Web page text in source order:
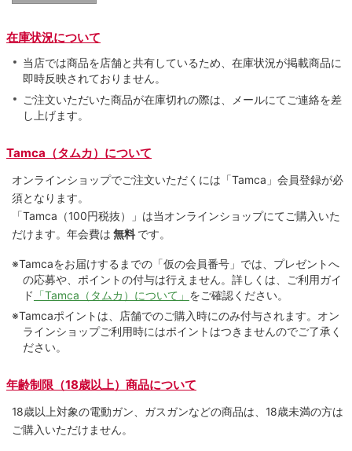
在庫状況について
当店では商品を店舗と共有しているため、在庫状況が掲載商品に
即時反映されておりません。
ご注文いただいた商品が在庫切れの際は、メールにてご連絡を差
し上げます。
Tamca（タムカ）について
オンラインショップでご注⽂いただくには「Tamca」会員登録が必
須となります。
「Tamca （100円税抜）
」は当オンラインショップにてご購⼊いた
だけます。 年会費は 無料 です。
※Tamcaをお届けするまでの「仮の会員番号」では、プレゼントへ
の応募や、ポイントの付与は⾏えません。詳しくは、ご利⽤ガイ
ド 「Tamca（タムカ）について」 をご確認ください。
※Tamcaポイントは、店舗でのご購⼊時にのみ付与されます。オン
ラインショップご利用時にはポイントはつきませんのでご了承く
ださい。
年齢制限（18歳以上）商品について
18歳以上対象の電動ガン、ガスガンなどの商品は、18歳未満の方は
ご購入いただけません。